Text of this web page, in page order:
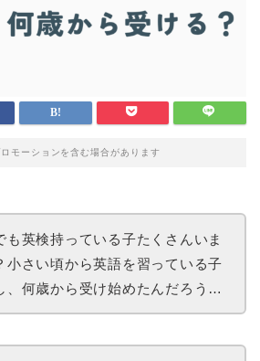
モーションを含む場合があります
も英検持っている子たくさんいま
小さい頃から英語を習っている子
、何歳から受け始めたんだろう…